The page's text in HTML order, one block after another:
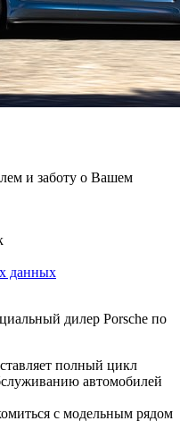
и заботу о Вашем
данных
дилер Porsche по
полный цикл
автомобилей
с модельным рядом